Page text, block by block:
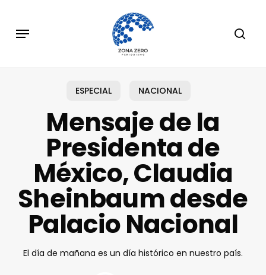
main
Menu
ESPECIAL NACIONAL
Mensaje de la
Presidenta de
México, Claudia
Sheinbaum desde
Palacio Nacional
El día de mañana es un día histórico en nuestro país.